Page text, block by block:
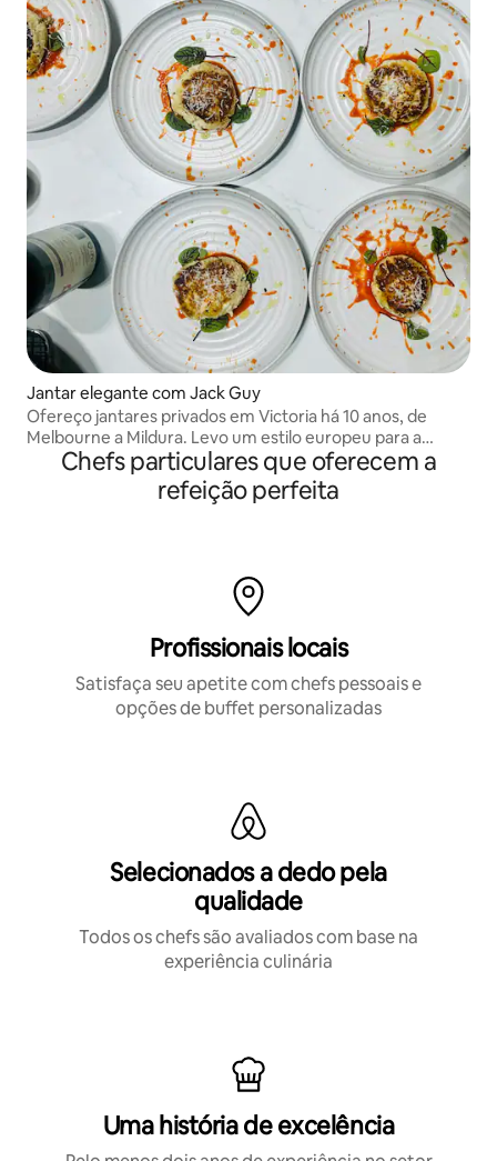
Jantar elegante com Jack Guy
Ofereço jantares privados em Victoria há 10 anos, de
Melbourne a Mildura. Levo um estilo europeu para a
mesa, adquirindo produtos orgânicos e locais o máximo
Chefs particulares que oferecem a
refeição perfeita
Profissionais locais
Satisfaça seu apetite com chefs pessoais e
opções de buffet personalizadas
Selecionados a dedo pela
qualidade
Todos os chefs são avaliados com base na
experiência culinária
Uma história de excelência